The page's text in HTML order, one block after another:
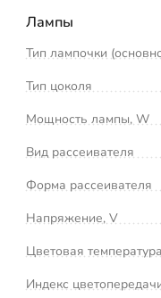
Лампы
Тип лампочки
Тип цоколя
Мощность лампы, W
Вид рассеивателя
Форма рассеивателя
Напряжение, V
Цветовая температура
Индекс